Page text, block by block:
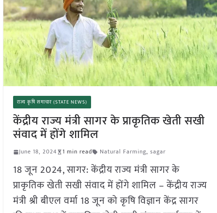
राज्य कृषि समाचार (STATE NEWS)
केंद्रीय राज्य मंत्री सागर के प्राकृतिक खेती सखी
संवाद में होंगे शामिल
June 18, 2024 1 min read Natural Farming, sagar
18 जून 2024, सागर: केंद्रीय राज्य मंत्री सागर के
प्राकृतिक खेती सखी संवाद में होंगे शामिल – केंद्रीय राज्य
मंत्री श्री बीएल वर्मा 18 जून को कृषि विज्ञान केंद्र सागर